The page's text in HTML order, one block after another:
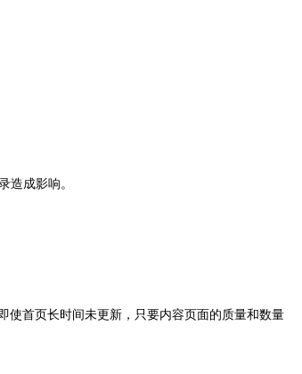
造成影响。
使首页长时间未更新，只要内容页面的质量和数量